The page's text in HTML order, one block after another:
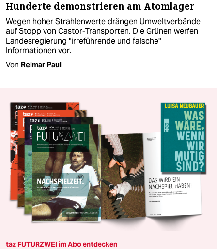
Hunderte demonstrieren am Atomlager
Wegen hoher Strahlenwerte drängen Umweltverbände
auf Stopp von Castor-Transporten. Die Grünen werfen
Landesregierung "irreführende und falsche"
Informationen vor.
Von Reimar Paul
taz FUTURZWEI im Abo entdecken